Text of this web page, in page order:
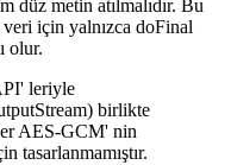
düz metin atılmalıdır. Bu
için yalnızca doFinal
olur.
leriyle
) birlikte
AES-GCM' nin
tasarlanmamıştır.